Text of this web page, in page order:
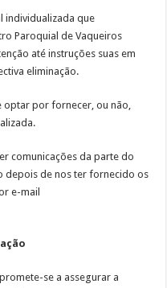
individualizada que
Paroquial de Vaqueiros
até instruções suas em
eliminação.
optar por fornecer, ou não,
comunicações da parte do
depois de nos ter fornecido os
e-mail
se a assegurar a